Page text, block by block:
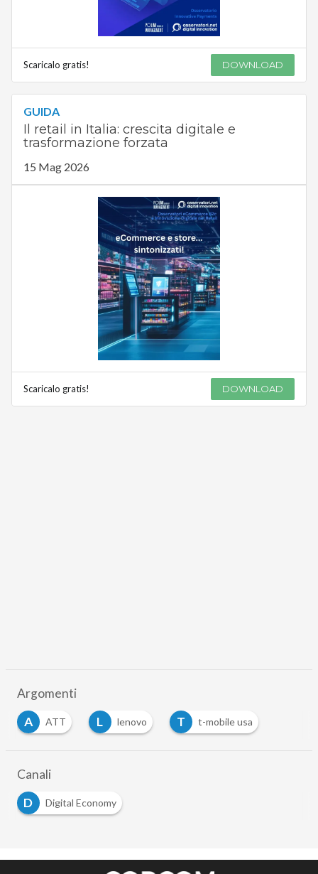
Scaricalo gratis! DOWNLOAD
GUIDA
Il retail in Italia: crescita digitale e
trasformazione forzata
15 Mag 2026
Scaricalo gratis! DOWNLOAD
Argomenti
A
ATT L lenovo T t-mobile usa
Canali
D
Digital Economy